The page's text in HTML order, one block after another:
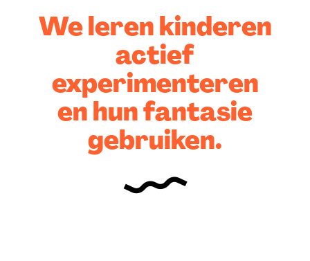
We leren kinderen
actief
experimenteren
en hun fantasie
gebruiken.